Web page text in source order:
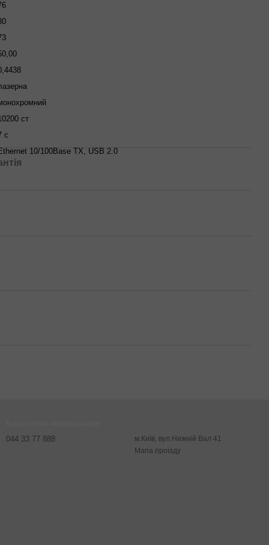
ст
с
10/100Base TX, USB 2.0
044 33 77 888
м.Київ, вул.Нижній Вал 41
Мапа проїзду